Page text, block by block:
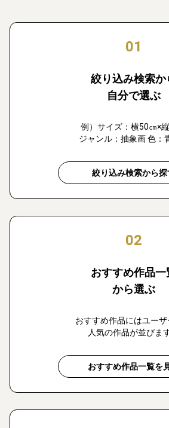
01
絞り込み検索か
自分で選ぶ
例）サイズ：横50㎝×
ジャンル：抽象画 色：
絞り込み検索から探
02
おすすめ作品一
から選ぶ
おすすめ作品にはユーザ
人気の作品が並びます
おすすめ作品一覧を